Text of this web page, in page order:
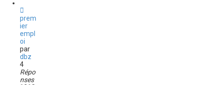
prem
ier
empl
oi
par
dbz
4
Répo
nses